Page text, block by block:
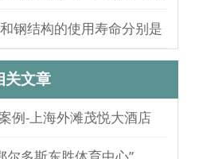
试验证？
钢结构的使用寿命分别是
多久？
关文章
例-上海外滩茂悦大酒店